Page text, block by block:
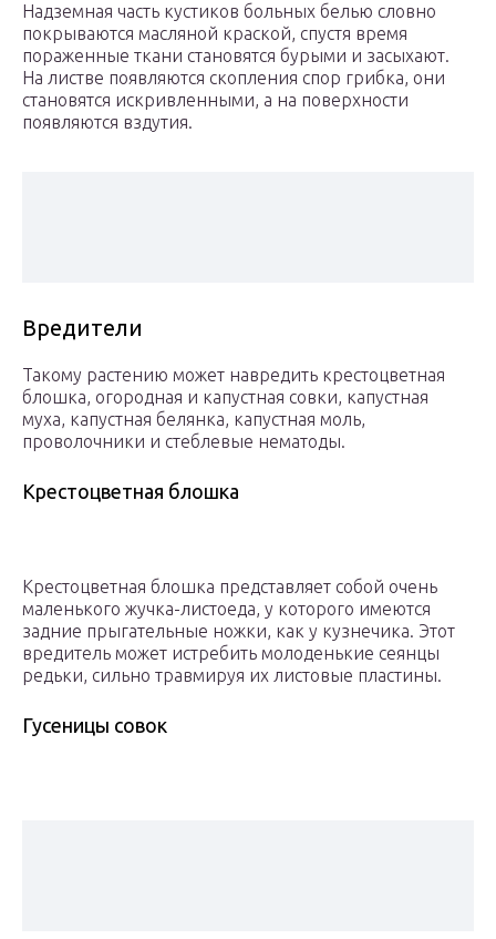
Надземная часть кустиков больных белью словно
покрываются масляной краской, спустя время
пораженные ткани становятся бурыми и засыхают.
На листве появляются скопления спор грибка, они
становятся искривленными, а на поверхности
появляются вздутия.
Вредители
Такому растению может навредить крестоцветная
блошка, огородная и капустная совки, капустная
муха, капустная белянка, капустная моль,
проволочники и стеблевые нематоды.
Крестоцветная блошка
Крестоцветная блошка представляет собой очень
маленького жучка-листоеда, у которого имеются
задние прыгательные ножки, как у кузнечика. Этот
вредитель может истребить молоденькие сеянцы
редьки, сильно травмируя их листовые пластины.
Гусеницы совок